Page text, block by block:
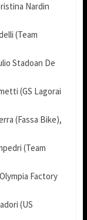
Nardin
(Team
Stadoan De
(GS Lagorai
(Fassa Bike),
(Team
Factory
(US